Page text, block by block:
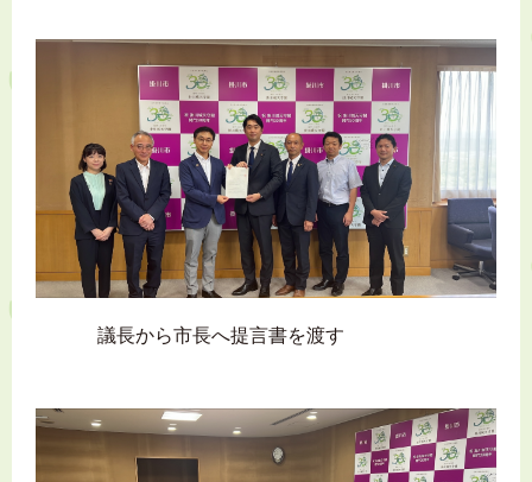
議長から市長へ提言書を渡す